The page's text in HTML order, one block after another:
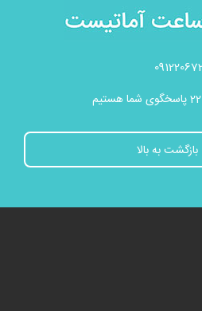
بازگشت به بالا